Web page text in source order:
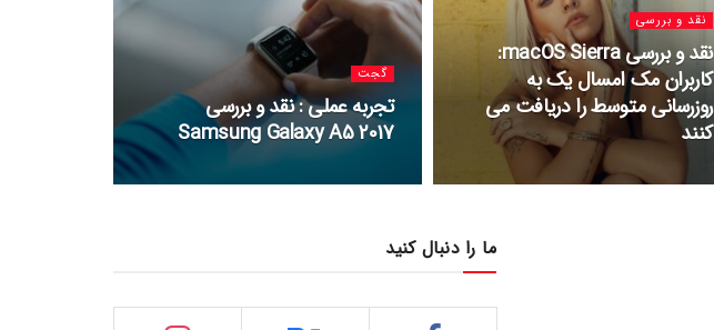
نقد و بررسی
نقد و بررسی macOS Sierra:
کاربران مک امسال یک به
روزرسانی متوسط را دریافت می
کنند
گجت
تجربه عملی : نقد و بررسی
Samsung Galaxy A5 2017
ما را دنبال کنید